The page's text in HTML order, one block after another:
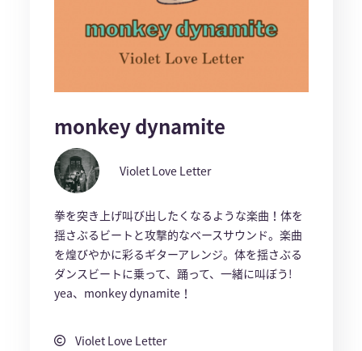
monkey dynamite
Violet Love Letter
拳を突き上げ叫び出したくなるような楽曲！体を
揺さぶるビートと攻撃的なベースサウンド。楽曲
を煌びやかに彩るギターアレンジ。体を揺さぶる
ダンスビートに乗って、踊って、一緒に叫ぼう!
yea、monkey dynamite！
Violet Love Letter